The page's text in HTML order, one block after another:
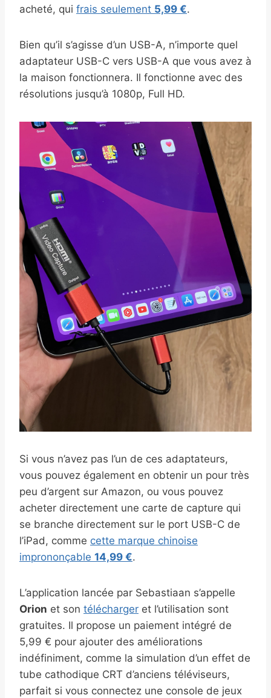
acheté, qui frais seulement 5,99 €.
Bien qu’il s’agisse d’un USB-A, n’importe quel
adaptateur USB-C vers USB-A que vous avez à
la maison fonctionnera. Il fonctionne avec des
résolutions jusqu’à 1080p, Full HD.
Si vous n’avez pas l’un de ces adaptateurs,
vous pouvez également en obtenir un pour très
peu d’argent sur Amazon, ou vous pouvez
acheter directement une carte de capture qui
se branche directement sur le port USB-C de
l’iPad, comme cette marque chinoise
imprononçable 14,99 €.
L’application lancée par Sebastiaan s’appelle
Orion et son télécharger et l’utilisation sont
gratuites. Il propose un paiement intégré de
5,99 € pour ajouter des améliorations
indéfiniment, comme la simulation d’un effet de
tube cathodique CRT d’anciens téléviseurs,
parfait si vous connectez une console de jeux